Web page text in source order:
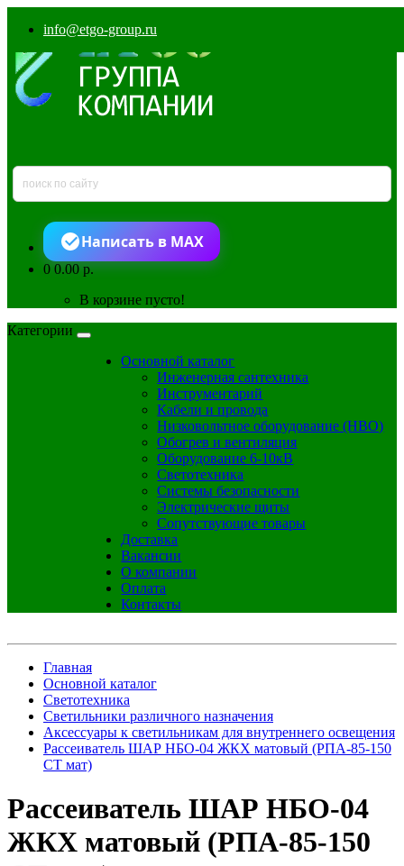
info@etgo-group.ru
Написать в MAX
00.00 р.
В корзине пусто!
Категории
Основной каталог
Инженерная сантехника
Инструментарий
Кабели и провода
Низковольтное оборудование (НВО)
Обогрев и вентиляция
Оборудование 6-10кВ
Светотехника
Системы безопасности
Электрические щиты
Сопутствующие товары
Доставка
Вакансии
О компании
Оплата
Контакты
Главная
Основной каталог
Светотехника
Светильники различного назначения
Аксессуары к светильникам для внутреннего освещения
Рассеиватель ШАР НБО-04 ЖКХ матовый (РПА-85-150
СТ мат)
Рассеиватель ШАР НБО-04
ЖКХ матовый (РПА-85-150